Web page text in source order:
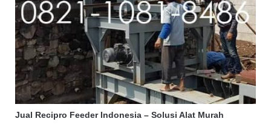
Jual Recipro Feeder Indonesia – Solusi Alat Murah